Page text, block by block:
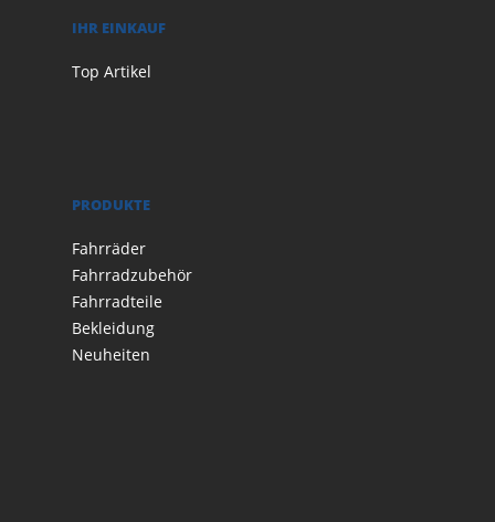
IHR EINKAUF
Top Artikel
PRODUKTE
Fahrräder
Fahrradzubehör
Fahrradteile
Bekleidung
Neuheiten